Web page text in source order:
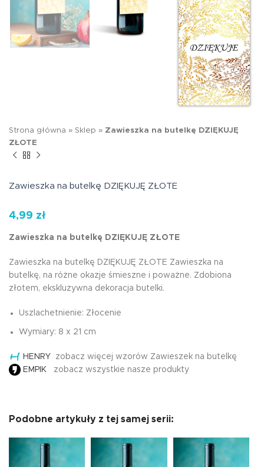
Strona główna » Sklep » Zawieszka na butelkę DZIĘKUJĘ
ZŁOTE
Zawieszka na butelkę DZIĘKUJĘ ZŁOTE
4,99 zł
Zawieszka na butelkę DZIĘKUJĘ ZŁOTE
Zawieszka na butelkę DZIĘKUJĘ ZŁOTE Zawieszka na
butelkę, na różne okazje śmieszne i poważne. Zdobiona
złotem, ekskluzywna dekoracja butelki.
Uszlachetnienie: Złocenie
Wymiary: 8 x 21 cm
HENRY zobacz więcej wzorów Zawieszek na butelkę
EMPIK zobacz wszystkie nasze produkty
Podobne artykuły z tej samej serii: